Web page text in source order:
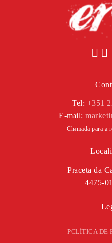
Tel: +351
E-mail:
Chamada para a
Praceta da
4475-
POLÍTICA DE